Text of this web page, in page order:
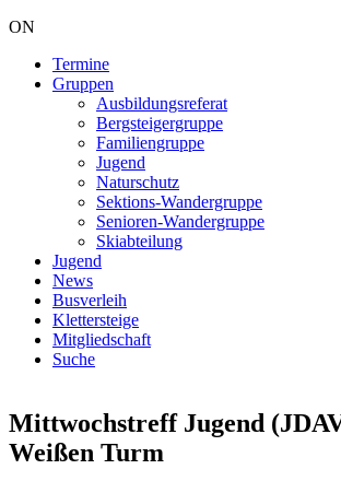
ON
Hauptnavigation
Termine
Gruppen
Ausbildungsreferat
Bergsteigergruppe
Familiengruppe
Jugend
Naturschutz
Sektions-Wandergruppe
Senioren-Wandergruppe
Skiabteilung
Jugend
News
Busverleih
Klettersteige
Mitgliedschaft
Suche
Mittwochstreff Jugend
Weißen Turm